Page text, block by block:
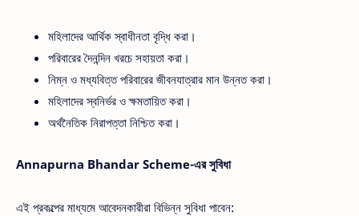
মহিলাদের আর্থিক স্বাধীনতা বৃদ্ধি করা।
পরিবারের দৈনন্দিন খরচে সহায়তা করা।
নিম্ন ও মধ্যবিত্ত পরিবারের জীবনযাত্রার মান উন্নত করা।
মহিলাদের স্বনির্ভর ও ক্ষমতায়িত করা।
অর্থনৈতিক নিরাপত্তা নিশ্চিত করা।
Annapurna Bhandar Scheme-এর সুবিধা
এই প্রকল্পের মাধ্যমে আবেদনকারীরা বিভিন্ন সুবিধা পাবেন: